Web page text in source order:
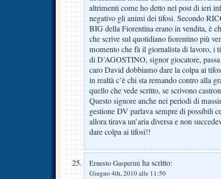
altrimenti come ho detto nel post di ieri
negativo gli animi dei tifosi. Secondo
BIG della Fiorentina erano in vendita, è
che scrive sul quotidiano fiorentino più
momento che fà il giornalista di lavoro, i
di D’AGOSTINO, signor giocatore,
caro David dobbiamo dare la colpa ai
in realtà c’è chi sta remando contro alla
quello che vede scritto, se scrivono
Questo signore anche nei periodi di
gestione DV parlava sempre di possibili
allora tirava un’aria diversa e non
dare colpa ai tifosi!!
Ernesto Gasperini ha scritto:
Giugno 4th, 2010 alle 11:50